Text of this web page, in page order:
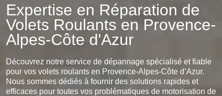
Expertise en Réparation de
Volets Roulants en Provence-
Alpes-Côte d'Azur
Découvrez notre service de dépannage spécialisé et fiable
pour vos volets roulants en Provence-Alpes-Côte d’Azur.
Nous sommes dédiés à fournir des solutions rapides et
efficaces pour toutes vos problématiques de motorisation de